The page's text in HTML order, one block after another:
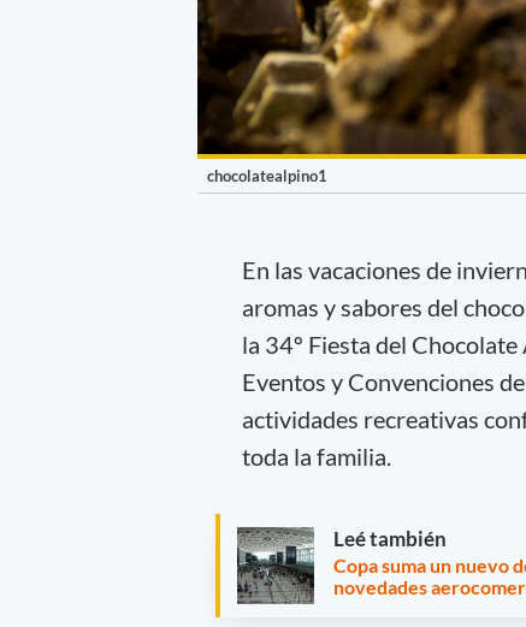
chocolatealpino1
En las vacaciones de
aromas y sabores del
la 34º Fiesta del
Eventos y Convenciones
actividades recreativas
toda la familia.
Leé también
Copa suma un nuevo
novedades